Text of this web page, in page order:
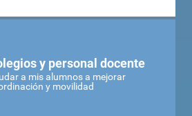
y personal docente
a mis alumnos a mejorar
y movilidad